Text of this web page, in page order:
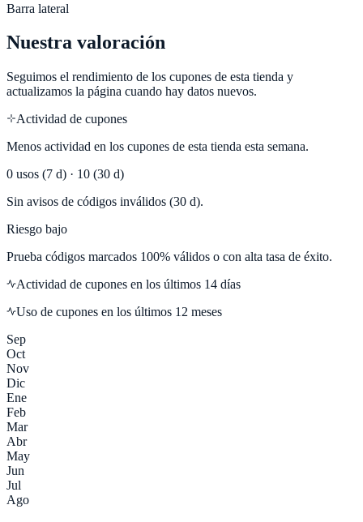
Barra lateral
Nuestra valoración
Seguimos el rendimiento de los cupones de esta tienda y
actualizamos la página cuando hay datos nuevos.
Actividad de cupones
Menos actividad en los cupones de esta tienda esta semana.
0 usos (7 d) · 10 (30 d)
Sin avisos de códigos inválidos (30 d).
Riesgo bajo
Prueba códigos marcados 100% válidos o con alta tasa de éxito.
Actividad de cupones en los últimos 14 días
Uso de cupones en los últimos 12 meses
Sep
Oct
Nov
Dic
Ene
Feb
Mar
Abr
May
Jun
Jul
Ago